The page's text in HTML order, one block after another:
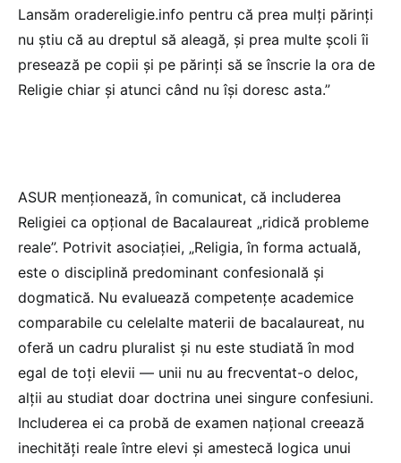
Lansăm oradereligie.info pentru că prea mulți părinți
nu știu că au dreptul să aleagă, și prea multe școli îi
presează pe copii și pe părinți să se înscrie la ora de
Religie chiar și atunci când nu își doresc asta.”
ASUR menționează, în comunicat, că includerea
Religiei ca opțional de Bacalaureat „ridică probleme
reale”. Potrivit asociației, „Religia, în forma actuală,
este o disciplină predominant confesională și
dogmatică. Nu evaluează competențe academice
comparabile cu celelalte materii de bacalaureat, nu
oferă un cadru pluralist și nu este studiată în mod
egal de toți elevii — unii nu au frecventat-o deloc,
alții au studiat doar doctrina unei singure confesiuni.
Includerea ei ca probă de examen național creează
inechități reale între elevi și amestecă logica unui